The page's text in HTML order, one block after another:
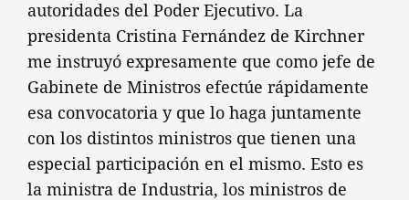
autoridades del Poder Ejecutivo. La
presidenta Cristina Fernández de Kirchner
me instruyó expresamente que como jefe de
Gabinete de Ministros efectúe rápidamente
esa convocatoria y que lo haga juntamente
con los distintos ministros que tienen una
especial participación en el mismo. Esto es
la ministra de Industria, los ministros de